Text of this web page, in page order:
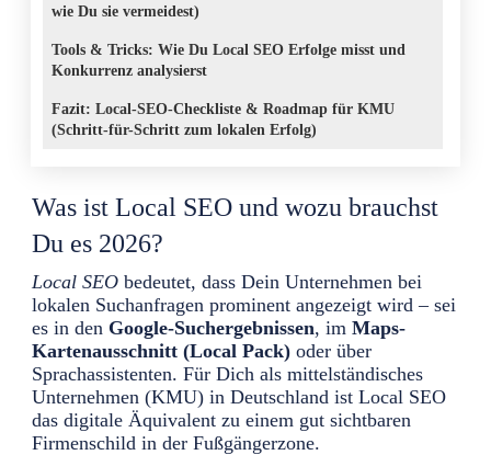
wie Du sie vermeidest)
Tools & Tricks: Wie Du Local SEO Erfolge misst und
Konkurrenz analysierst
Fazit: Local-SEO-Checkliste & Roadmap für KMU
(Schritt-für-Schritt zum lokalen Erfolg)
Was ist Local SEO und wozu brauchst
Du es 2026?
Local SEO bedeutet, dass Dein Unternehmen bei
lokalen Suchanfragen prominent angezeigt wird – sei
es in den Google-Suchergebnissen, im Maps-
Kartenausschnitt (Local Pack) oder über
Sprachassistenten. Für Dich als mittelständisches
Unternehmen (KMU) in Deutschland ist Local SEO
das digitale Äquivalent zu einem gut sichtbaren
Firmenschild in der Fußgängerzone.